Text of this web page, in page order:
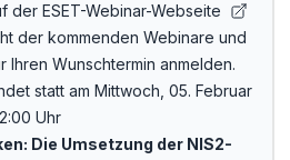
der ESET-Webinar-Webseite
der kommenden Webinare und
Wunschtermin anmelden.
statt am Mittwoch, 05. Februar
Uhr
Die Umsetzung der NIS2-